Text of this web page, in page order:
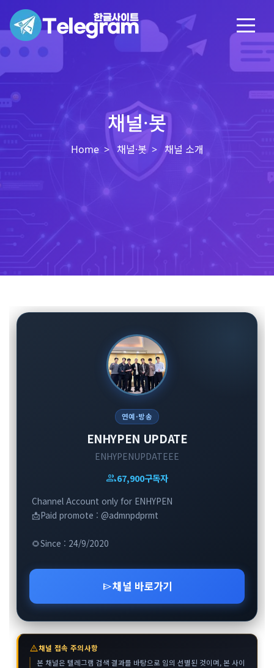
채널·봇
Home 채널·봇 채널 소개
연예·방송
ENHYPEN UPDATE
ENHYPENUPDATEEE
group67,900구독자
Channel Account only for ENHYPEN
📩Paid promote : @admnpdprmt
🌻Since : 24/9/2020
send채널 바로가기
warning채널 접속 주의사항
본 채널은 텔레그램 검색 결과를 바탕으로 임의 선별된 것이며, 본 사이